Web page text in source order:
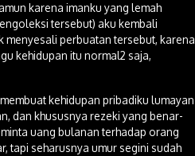
karena imanku yang lemah
tersebut) aku kembali
menyesali perbuatan tersebut, karena
kehidupan itu normal2 saja,
kehidupan pribadiku lumayan
dan khususnya rezeki yang benar-
uang bulanan terhadap orang
tapi seharusnya umur segini sudah